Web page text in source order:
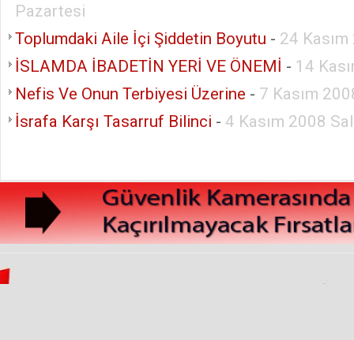
Pazartesi
Toplumdaki Aile İçi Şiddetin Boyutu - 24
İSLAMDA İBADETİN YERİ VE ÖNEMİ - 14
Nefis Ve Onun Terbiyesi Üzerine - 7 Kasım
İsrafa Karşı Tasarruf Bilinci - 4 Kasım 2008